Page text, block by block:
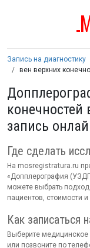
Запись на диагностику
вен верхних
запись
Где сделать
На mosregistratura.ru
«Допплерография
можете выбрать
пациентов, стоимости
Как записаться
Выберите
или позвоните по